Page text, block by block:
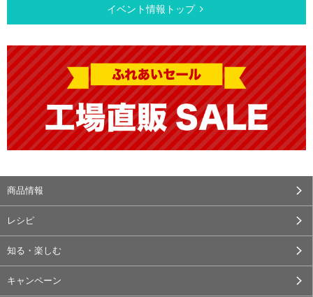
イベント情報トップ
商品情報
レシピ
知る・楽しむ
キャンペーン